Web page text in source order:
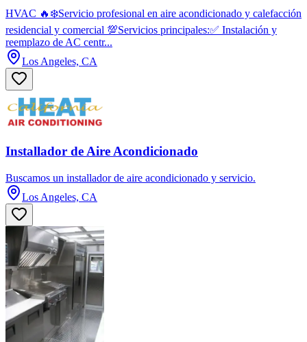
HVAC 🔥❄️Servicio profesional en aire acondicionado y calefacción
residencial y comercial 💯Servicios principales:✅ Instalación y
reemplazo de AC centr...
Los Angeles, CA
Installador de Aire Acondicionado
Buscamos un installador de aire acondicionado y servicio.
Los Angeles, CA